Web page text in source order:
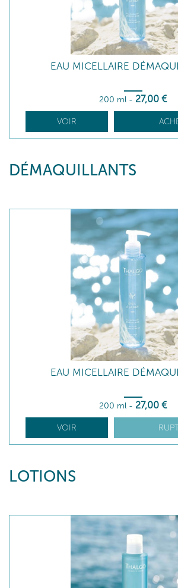
EAU MICELLAIRE
200 ml - 27,00 €
VOIR
DÉMAQUILLANTS
EAU MICELLAIRE
200 ml - 27,00 €
VOIR
LOTIONS